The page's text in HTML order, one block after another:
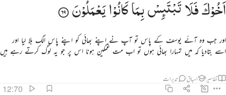
اَخُوْكَفَلَاتَبْتَىِٕسْبِمَاكَانُوْایَعْمَلُوْنَ
اور جب وہ آئے یوسف کے پاس تو آپ نے اپنے بھائی کو اپنے پاس الگ بلا لیا اور
اسے بتادیا کہ میں تمہارا بھائی ہوں تو اب مت غمگین ہونا اس پر جو یہ لوگ کرتے رہے ہیں
تفاسیر اسباق تدبرات
12:70